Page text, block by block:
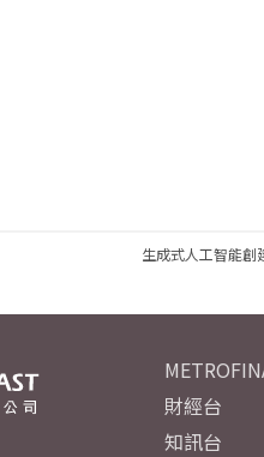
生成式人工智能創
財經台
知訊台